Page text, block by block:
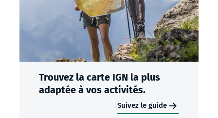
Trouvez la carte IGN la plus
adaptée à vos activités.
Suivez le guide